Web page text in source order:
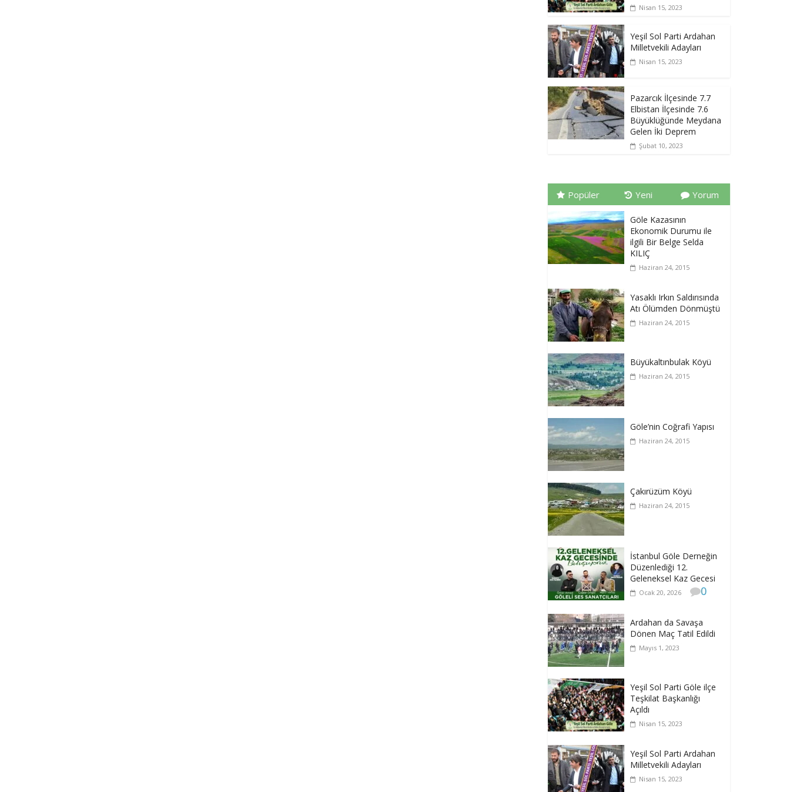
Nisan 15, 2023
Yeşil Sol Parti Ardahan
Milletvekili Adayları
Nisan 15, 2023
Pazarcık İlçesinde 7.7
Elbistan İlçesinde 7.6
Büyüklüğünde Meydana
Gelen İki Deprem
Şubat 10, 2023
Popüler Yeni Yorum
Göle Kazasının
Ekonomik Durumu ile
ilgili Bir Belge Selda
KILIÇ
Haziran 24, 2015
Yasaklı Irkın Saldırısında
Atı Ölümden Dönmüştü
Haziran 24, 2015
Büyükaltınbulak Köyü
Haziran 24, 2015
Göle’nin Coğrafi Yapısı
Haziran 24, 2015
Çakırüzüm Köyü
Haziran 24, 2015
İstanbul Göle Derneğin
Düzenlediği 12.
Geleneksel Kaz Gecesi
Ocak 20, 2026 0
Ardahan da Savaşa
Dönen Maç Tatil Edildi
Mayıs 1, 2023
Yeşil Sol Parti Göle ilçe
Teşkilat Başkanlığı
Açıldı
Nisan 15, 2023
Yeşil Sol Parti Ardahan
Milletvekili Adayları
Nisan 15, 2023